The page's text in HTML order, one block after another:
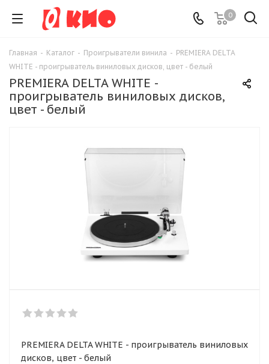
0
Главная - Каталог - Проигрыватели винила - PREMIERA DELTA
WHITE - проигрыватель виниловых дисков, цвет - белый
PREMIERA DELTA WHITE -
проигрыватель виниловых дисков,
цвет - белый
PREMIERA DELTA WHITE - проигрыватель виниловых
дисков, цвет - белый